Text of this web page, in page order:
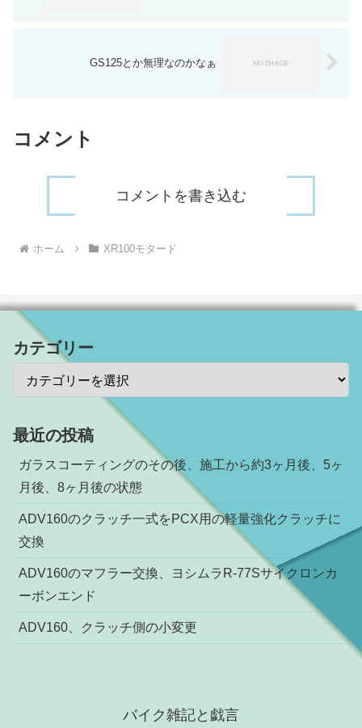
GS125とか無理なのかなぁ
コメント
コメントを書き込む
ホーム XR100モタード
カテゴリー
最近の投稿
ガラスコーティングのその後、施工から約3ヶ月後、5ヶ
月後、8ヶ月後の状態
ADV160のクラッチ一式をPCX用の軽量強化クラッチに
交換
ADV160のマフラー交換、ヨシムラR-77Sサイクロンカ
ーボンエンド
ADV160、クラッチ側の小変更
バイク雑記と戯言